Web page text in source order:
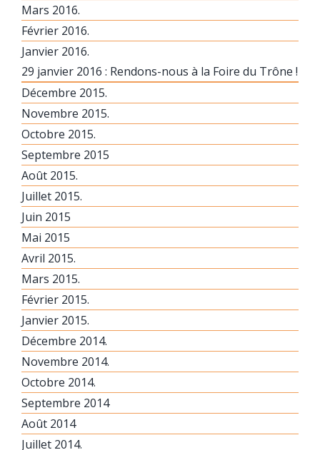
Mars 2016.
Février 2016.
Janvier 2016.
29 janvier 2016 : Rendons-nous à la Foire du Trône !
Décembre 2015.
Novembre 2015.
Octobre 2015.
Septembre 2015
Août 2015.
Juillet 2015.
Juin 2015
Mai 2015
Avril 2015.
Mars 2015.
Février 2015.
Janvier 2015.
Décembre 2014.
Novembre 2014.
Octobre 2014.
Septembre 2014
Août 2014
Juillet 2014.